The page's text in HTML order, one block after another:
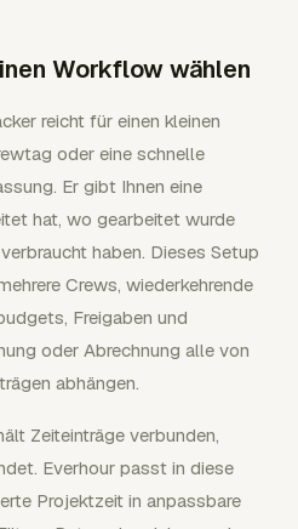
Workflow wählen
reicht für einen kleinen
oder eine schnelle
Er gibt Ihnen eine
hat, wo gearbeitet wurde
haben. Dieses Setup
Crews, wiederkehrende
Freigaben und
oder Abrechnung alle von
abhängen.
Zeiteinträge verbunden,
Everhour passt in diese
Projektzeit in anpassbare